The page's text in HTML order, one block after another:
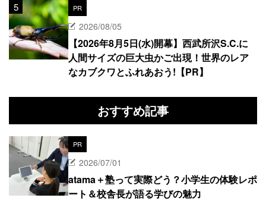
PR
2026/08/05
【2026年8月5日(水)開幕】西武所沢S.C.に
人間サイズの巨大虫かご出現！世界のレア
なカブクワとふれあおう!【PR】
おすすめ記事
PR
2026/07/01
atama＋塾って実際どう？小学生の体験レポ
ート＆校舎長が語る学びの魅力